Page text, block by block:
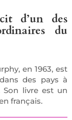
d’un des
du
en 1963, est
des pays à
Son livre est un
français.